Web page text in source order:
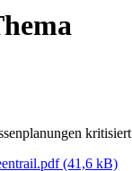
kritisiert
(41,6 kB)